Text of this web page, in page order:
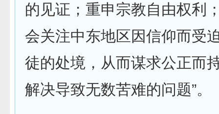
的见证；重申宗教自由权利
会关注中东地区因信仰而受
徒的处境，从而谋求公正而
解决导致无数苦难的问题”。